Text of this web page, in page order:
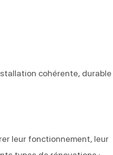
cohérente,
leur fonctionnement, leur